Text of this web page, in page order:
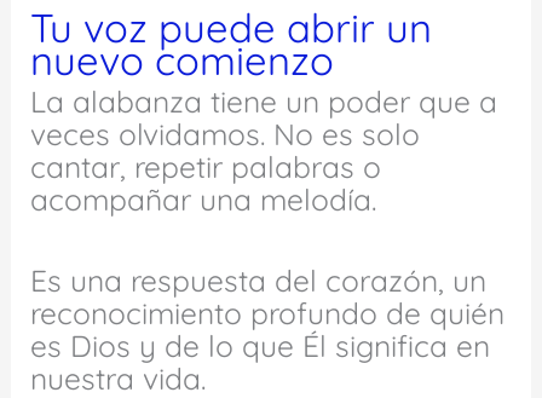
Tu voz puede abrir un
nuevo comienzo
La alabanza tiene un poder que a
veces olvidamos. No es solo
cantar, repetir palabras o
acompañar una melodía.
Es una respuesta del corazón, un
reconocimiento profundo de quién
es Dios y de lo que Él significa en
nuestra vida.